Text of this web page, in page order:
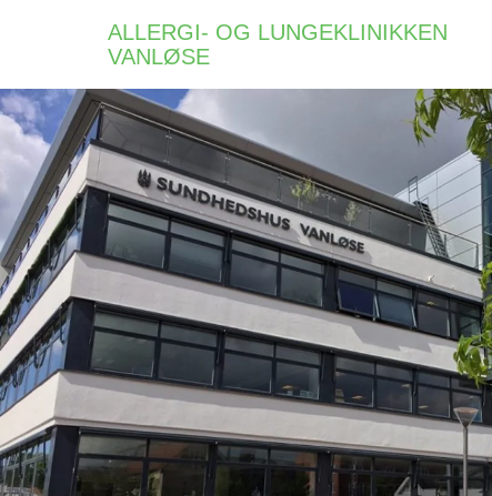
ALLERGI- OG LUNGEKLINIKKEN
VANLØSE